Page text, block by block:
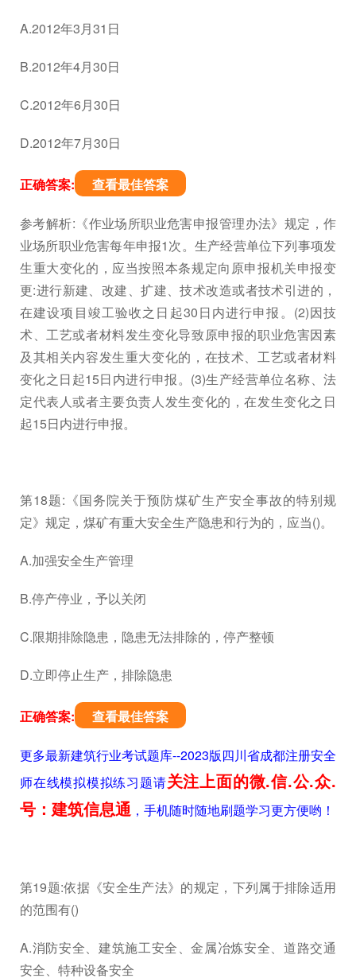
A.2012年3月31日
B.2012年4月30日
C.2012年6月30日
D.2012年7月30日
正确答案: 查看最佳答案
参考解析:《作业场所职业危害申报管理办法》规定，作
业场所职业危害每年申报1次。生产经营单位下列事项发
生重大变化的，应当按照本条规定向原申报机关申报变
更:进行新建、改建、扩建、技术改造或者技术引进的，
在建设项目竣工验收之日起30日内进行申报。(2)因技
术、工艺或者材料发生变化导致原申报的职业危害因素
及其相关内容发生重大变化的，在技术、工艺或者材料
变化之日起15日内进行申报。(3)生产经营单位名称、法
定代表人或者主要负责人发生变化的，在发生变化之日
起15日内进行申报。
第18题:《国务院关于预防煤矿生产安全事故的特别规
定》规定，煤矿有重大安全生产隐患和行为的，应当()。
A.加强安全生产管理
B.停产停业，予以关闭
C.限期排除隐患，隐患无法排除的，停产整顿
D.立即停止生产，排除隐患
正确答案: 查看最佳答案
更多最新建筑行业考试题库--2023版四川省成都注册安全
师在线模拟模拟练习题请关注上面的微.信.公.众.
号：建筑信息通，手机随时随地刷题学习更方便哟！
第19题:依据《安全生产法》的规定，下列属于排除适用
的范围有()
A.消防安全、建筑施工安全、金属冶炼安全、道路交通
安全、特种设备安全